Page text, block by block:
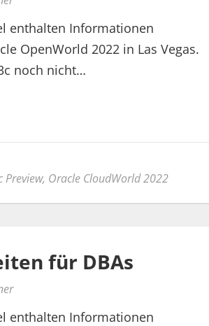
enthalten Informationen
OpenWorld 2022 in Las Vegas.
noch nicht…
Preview, Oracle CloudWorld 2022
für DBAs
enthalten Informationen